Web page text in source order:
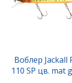
Воблер Jackall
110 SP цв. mat